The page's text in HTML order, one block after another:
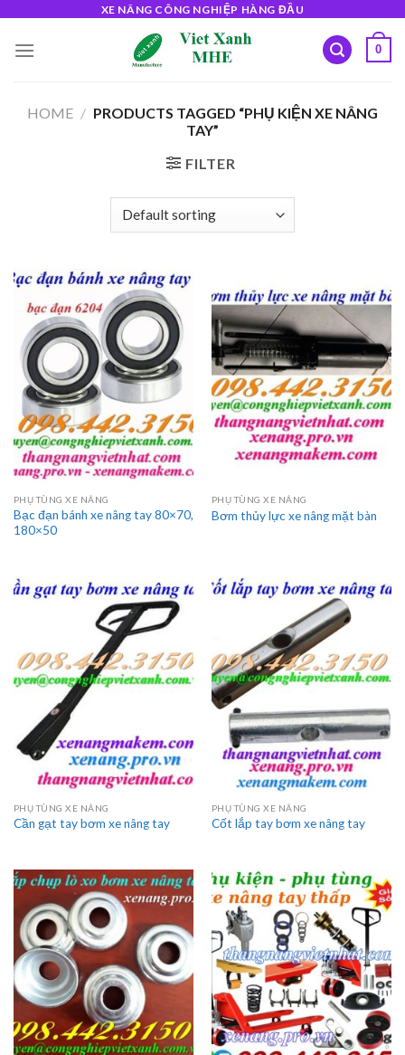
content
XE NÂNG CÔNG NGHIỆP HÀNG ĐẦU
0
HOME / PRODUCTS TAGGED “PHỤ KIỆN XE NÂNG
TAY”
FILTER
PHỤ TÙNG XE NÂNG
Bạc đạn bánh xe nâng tay 80×70,
180×50
PHỤ TÙNG XE NÂNG
Bơm thủy lực xe nâng mặt bàn
PHỤ TÙNG XE NÂNG
Cần gạt tay bơm xe nâng tay
PHỤ TÙNG XE NÂNG
Cốt lắp tay bơm xe nâng tay